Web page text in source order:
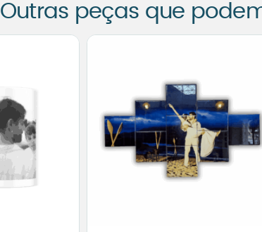
Outras peças que